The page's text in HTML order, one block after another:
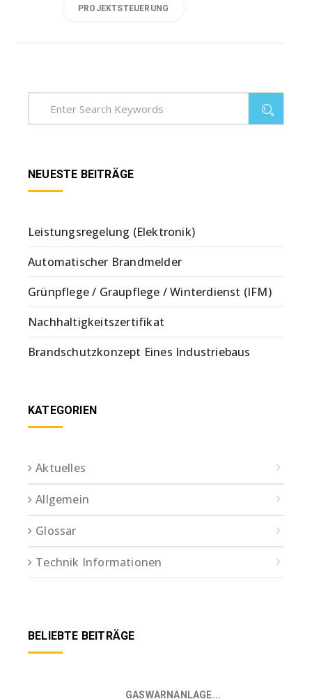
PROJEKTSTEUERUNG
NEUESTE BEITRÄGE
Leistungsregelung (Elektronik)
Automatischer Brandmelder
Grünpflege / Graupflege / Winterdienst (IFM)
Nachhaltigkeitszertifikat
Brandschutzkonzept Eines Industriebaus
KATEGORIEN
Aktuelles
Allgemein
Glossar
Technik Informationen
BELIEBTE BEITRÄGE
GASWARNANLAGE...